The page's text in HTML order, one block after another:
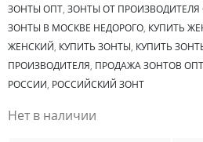
ЗОНТЫ ОПТ, ЗОНТЫ ОТ
ЗОНТЫ В МОСКВЕ НЕДОРОГО, КУПИТЬ
ЖЕНСКИЙ, КУПИТЬ ЗОНТЫ, КУПИТЬ
ПРОИЗВОДИТЕЛЯ, ПРОДАЖА ЗОНТОВ
РОССИИ, РОССИЙСКИЙ ЗОНТ
Нет в наличии